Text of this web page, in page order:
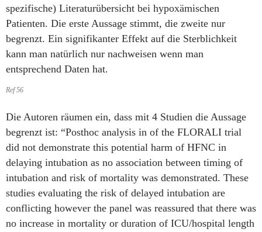
spezifische) Literaturübersicht bei hypoxämischen
Patienten. Die erste Aussage stimmt, die zweite nur
begrenzt. Ein signifikanter Effekt auf die Sterblichkeit
kann man natürlich nur nachweisen wenn man
entsprechend Daten hat.
Ref 56
Die Autoren räumen ein, dass mit 4 Studien die Aussage
begrenzt ist: “Posthoc analysis in of the FLORALI trial
did not demonstrate this potential harm of HFNC in
delaying intubation as no association between timing of
intubation and risk of mortality was demonstrated. These
studies evaluating the risk of delayed intubation are
conflicting however the panel was reassured that there was
no increase in mortality or duration of ICU/hospital length